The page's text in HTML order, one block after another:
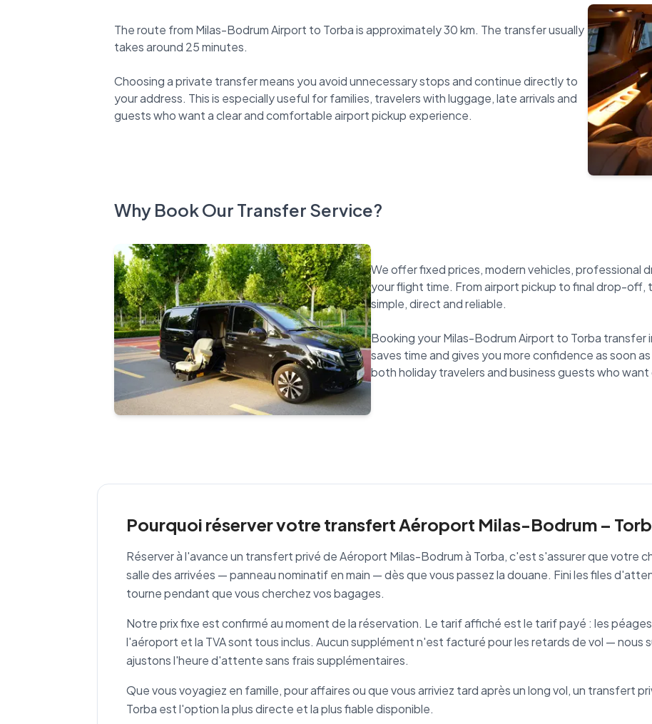
The route from Milas-Bodrum Airport to Torba is approximately 30 km. The transfer usually
takes around 25 minutes.
Choosing a private transfer means you avoid unnecessary stops and continue directly to
your address. This is especially useful for families, travelers with luggage, late arrivals and
Why Book Our Transfer Service?
We offer fixed prices, modern vehicles, professional
your flight time. From airport pickup to final drop-off,
simple, direct and reliable.
Booking your Milas-Bodrum Airport to Torba transfer
saves time and gives you more confidence as soon
Pourquoi réserver votre transfert Aéroport Milas-Bodrum –
Réserver à l'avance un transfert privé de Aéroport Milas-Bodrum à Torba, c'est s'assurer que votre
salle des arrivées — panneau nominatif en main — dès que vous passez la douane. Fini les files
tourne pendant que vous cherchez vos bagages.
Notre prix fixe est confirmé au moment de la réservation. Le tarif affiché est le tarif payé : les
l'aéroport et la TVA sont tous inclus. Aucun supplément n'est facturé pour les retards de vol — nous
ajustons l'heure d'attente sans frais supplémentaires.
Que vous voyagiez en famille, pour affaires ou que vous arriviez tard après un long vol, un transfert
Torba est l'option la plus directe et la plus fiable disponible.